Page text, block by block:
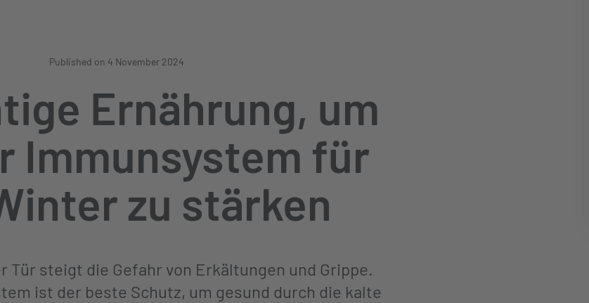
Published on 4 November 2024
Ernährung, um
Immunsystem für
zu stärken
Tür steigt die Gefahr von Erkältungen und Grippe.
ist der beste Schutz, um gesund durch die kalte